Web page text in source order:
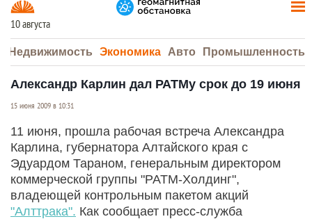
10 августа
Недвижимость Экономика Авто Промышленность
Александр Карлин дал РАТМу срок до 19 июня
15 июня 2009 в 10:31
11 июня, прошла рабочая встреча Александра
Карлина, губернатора Алтайского края с
Эдуардом Тараном, генеральным директором
коммерческой группы "РАТМ-Холдинг",
владеющей контрольным пакетом акций
"Алттрака". Как сообщает пресс-служба